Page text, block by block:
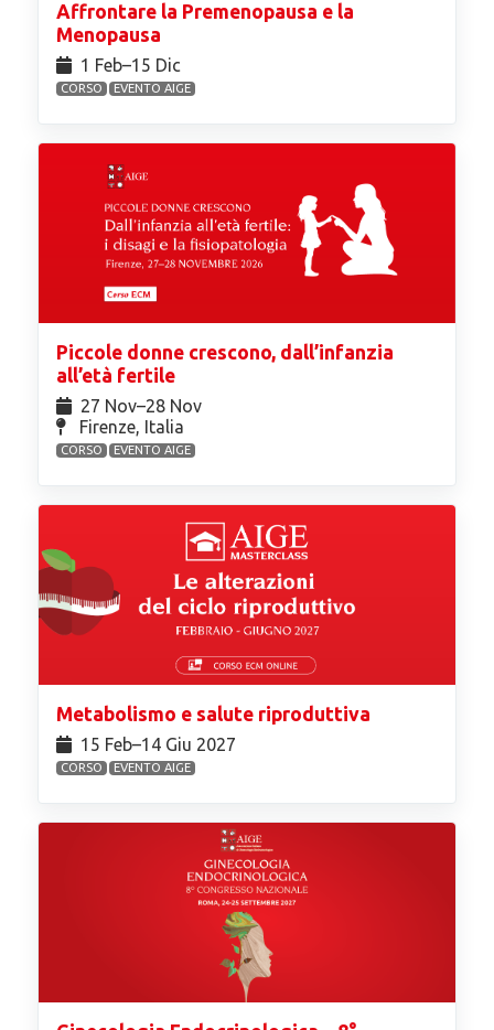
Affrontare la Premenopausa e la
Menopausa
1 Feb⁠–15 Dic
CORSO EVENTO AIGE
Piccole donne crescono, dall’infanzia
all’età fertile
27 Nov⁠–28 Nov
Firenze, Italia
CORSO EVENTO AIGE
Metabolismo e salute riproduttiva
15 Feb⁠–14 Giu 2027
CORSO EVENTO AIGE